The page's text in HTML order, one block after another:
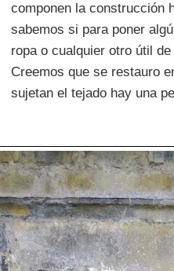
componen la construcción
sabemos si para poner
ropa o cualquier otro útil de
Creemos que se restauro
sujetan el tejado hay una